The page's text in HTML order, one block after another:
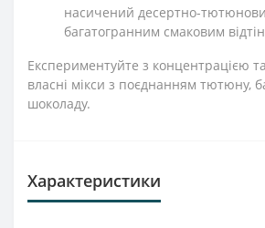
насичений десертно-
багатогранним смаковим
Експериментуйте з концентрацією
власні мікси з поєднанням тютюну,
шоколаду.
Характеристики